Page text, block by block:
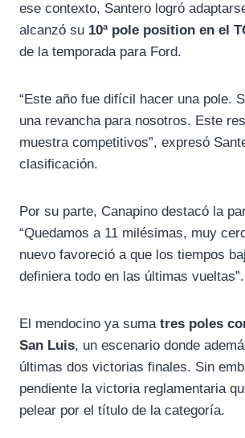
ese contexto, Santero logró
alcanzó su 10ª pole position en el
de la temporada para Ford.
“Este año fue difícil hacer una pole.
una revancha para nosotros. Este
muestra competitivos”, expresó
clasificación.
Por su parte, Canapino destacó la
“Quedamos a 11 milésimas, muy
nuevo favoreció a que los tiempos
definiera todo en las últimas vueltas”.
El mendocino ya suma tres poles
San Luis, un escenario donde
últimas dos victorias finales. Sin
pendiente la victoria reglamentaria
pelear por el título de la categoría.